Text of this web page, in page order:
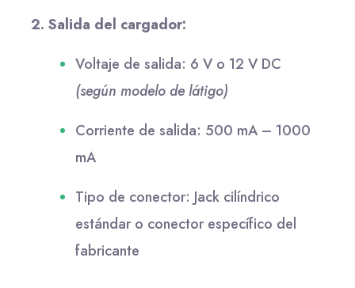
2. Salida del cargador:
Voltaje de salida: 6 V o 12 V DC
(según modelo de látigo)
Corriente de salida: 500 mA – 1000
mA
Tipo de conector: Jack cilíndrico
estándar o conector específico del
fabricante